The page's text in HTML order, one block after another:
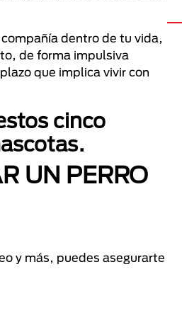
dentro de tu vida,
de forma impulsiva
que implica vivir con
cinco
UN PERRO
y más, puedes asegurarte